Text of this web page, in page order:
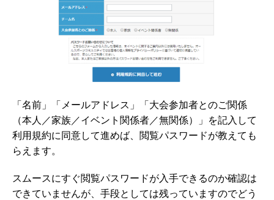
「名前」「メールアドレス」「大会参加者とのご関係
（本人／家族／イベント関係者／無関係）」を記入して
利用規約に同意して進めば、閲覧パスワードが教えても
らえます。
スムースにすぐ閲覧パスワードが入手できるのか確認は
できていませんが、手段としては残っていますのでどう